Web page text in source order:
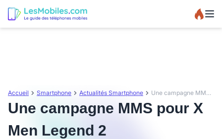
Accueil Smartphone Actualités Smartphone Une campagne MMS pour X Men Legend 2
Une campagne MMS pour X
Men Legend 2